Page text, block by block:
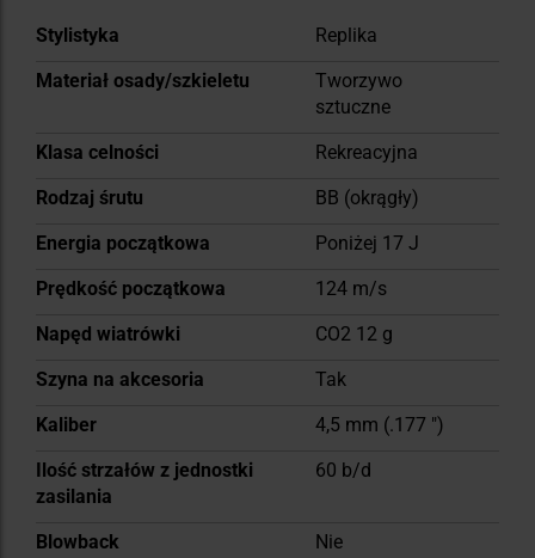
Więcej
Stylistyka
Replika
Materiał osady/szkieletu
Tworzywo
sztuczne
Klasa celności
Rekreacyjna
Rodzaj śrutu
BB (okrągły)
Energia początkowa
Poniżej 17 J
Prędkość początkowa
124 m/s
Napęd wiatrówki
CO2 12 g
Szyna na akcesoria
Tak
Kaliber
4,5 mm (.177 ")
Ilość strzałów z jednostki
zasilania
60 b/d
Blowback Nie